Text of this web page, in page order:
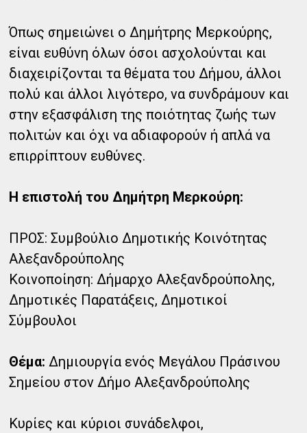
Όπως σημειώνει ο Δημήτρης Μερκούρης,
είναι ευθύνη όλων όσοι ασχολούνται και
διαχειρίζονται τα θέματα του Δήμου, άλλοι
πολύ και άλλοι λιγότερο, να συνδράμουν και
στην εξασφάλιση της ποιότητας ζωής των
πολιτών και όχι να αδιαφορούν ή απλά να
επιρρίπτουν ευθύνες.
Η επιστολή του Δημήτρη Μερκούρη:
ΠΡΟΣ: Συμβούλιο Δημοτικής Κοινότητας
Αλεξανδρούπολης
Κοινοποίηση: Δήμαρχο Αλεξανδρούπολης,
Δημοτικές Παρατάξεις, Δημοτικοί
Σύμβουλοι
Θέμα: Δημιουργία ενός Μεγάλου Πράσινου
Σημείου στον Δήμο Αλεξανδρούπολης
Κυρίες και κύριοι συνάδελφοι,